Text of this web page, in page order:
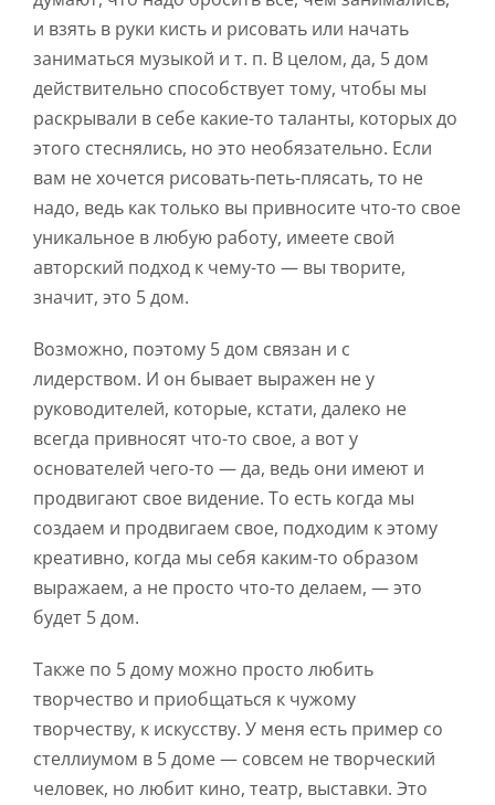
и взять в руки кисть и рисовать или начать
заниматься музыкой и т. п. В целом, да, 5 дом
действительно способствует тому, чтобы мы
раскрывали в себе какие-то таланты, которых до
этого стеснялись, но это необязательно. Если
вам не хочется рисовать-петь-плясать, то не
надо, ведь как только вы привносите что-то свое
уникальное в любую работу, имеете свой
авторский подход к чему-то — вы творите,
значит, это 5 дом.
Возможно, поэтому 5 дом связан и с
лидерством. И он бывает выражен не у
руководителей, которые, кстати, далеко не
всегда привносят что-то свое, а вот у
основателей чего-то — да, ведь они имеют и
продвигают свое видение. То есть когда мы
создаем и продвигаем свое, подходим к этому
креативно, когда мы себя каким-то образом
выражаем, а не просто что-то делаем, — это
будет 5 дом.
Также по 5 дому можно просто любить
творчество и приобщаться к чужому
творчеству, к искусству. У меня есть пример со
стеллиумом в 5 доме — совсем не творческий
человек, но любит кино, театр, выставки. Это